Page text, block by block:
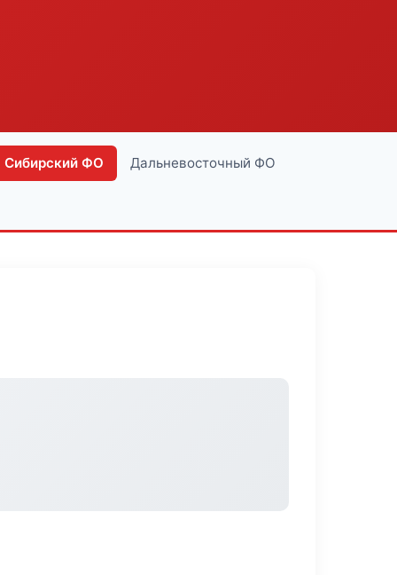
Сибирский ФО Дальневосточный ФО